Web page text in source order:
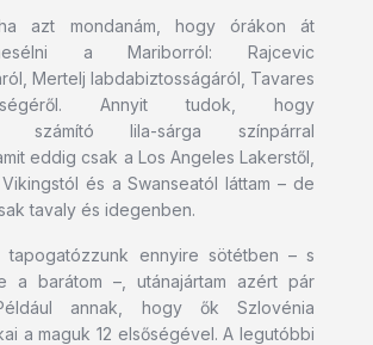
azt mondanám, hogy órákon át
a Mariborról: Rajcevic
Mertelj labdabiztosságáról, Tavares
Annyit tudok, hogy
számító lila-sárga színpárral
eddig csak a Los Angeles Lakerstől,
és a Swanseatól láttam – de
tavaly és idegenben.
ennyire sötétben – s
a barátom –, utánajártam azért pár
annak, hogy ők Szlovénia
a maguk 12 elsőségével. A legutóbbi